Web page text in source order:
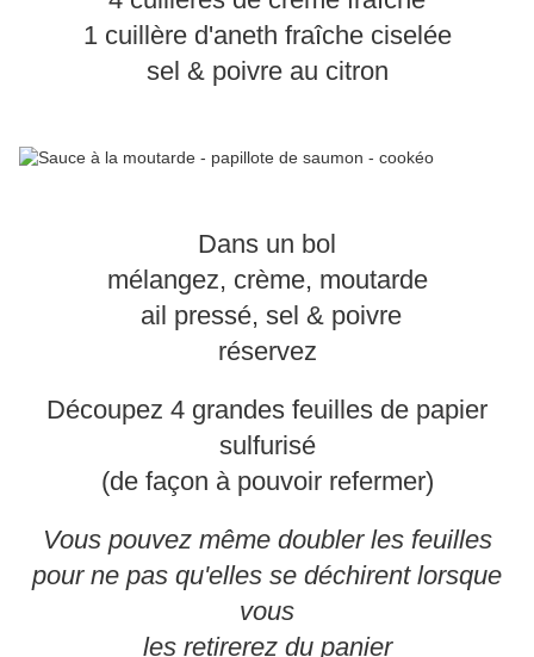
1 cuillère d'aneth fraîche ciselée
sel & poivre au citron
Dans un bol
mélangez, crème, moutarde
ail pressé, sel & poivre
réservez
Découpez 4 grandes feuilles de papier
sulfurisé
(de façon à pouvoir refermer)
Vous pouvez même doubler les feuilles
pour ne pas qu'elles se déchirent lorsque
vous
les retirerez du panier